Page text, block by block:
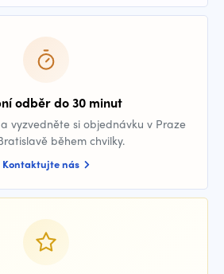
odběr do 30 minut
vyzvedněte si objednávku v Praze
během chvilky.
Kontaktujte nás